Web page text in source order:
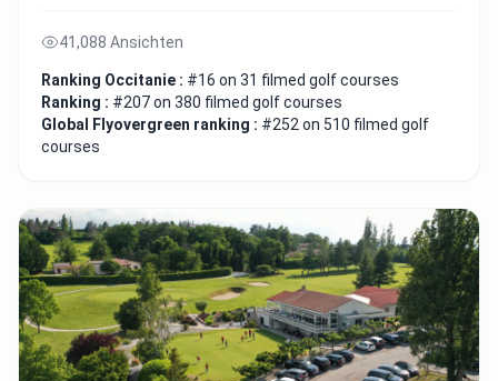
41,088 Ansichten
Ranking Occitanie : #16 on 31 filmed golf courses
Ranking : #207 on 380 filmed golf courses
Global Flyovergreen ranking : #252 on 510 filmed golf
courses